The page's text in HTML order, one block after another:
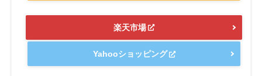
楽天市場
Yahooショッピング